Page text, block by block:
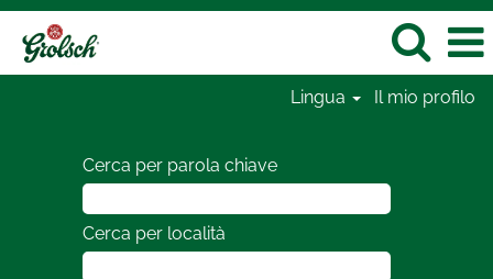
Lingua Il mio profilo
Cerca per parola chiave
Cerca per località